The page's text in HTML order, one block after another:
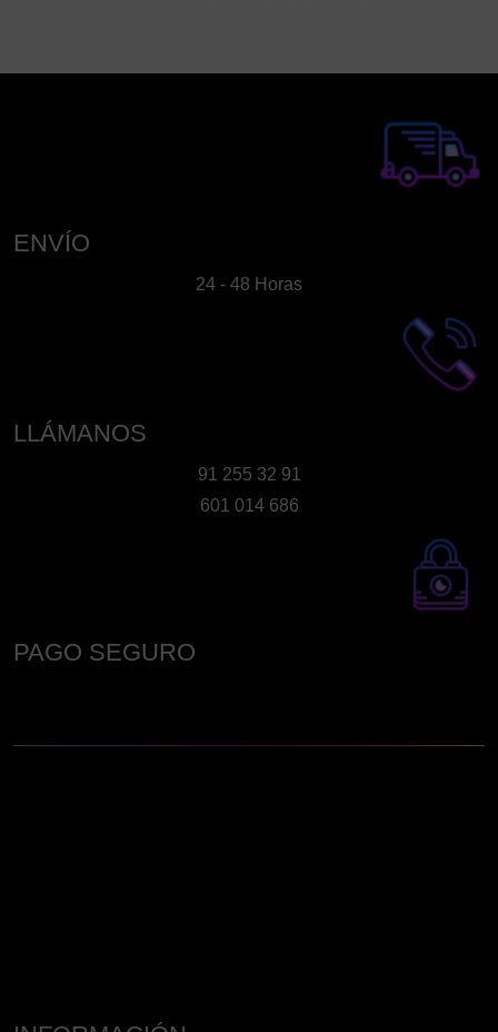
ENVÍO
24 - 48 Horas
LLÁMANOS
91 255 32 91
601 014 686
PAGO SEGURO